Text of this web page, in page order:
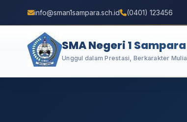
info@sman1sampara.sch.id (0401) 123456
SMA Negeri 1 Sampara
Unggul dalam Prestasi, Berkarakter Mulia